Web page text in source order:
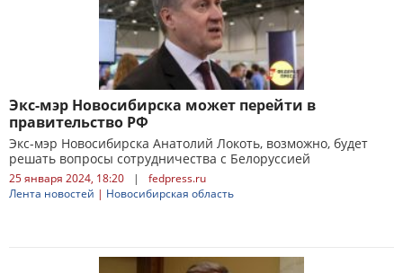
Экс-мэр Новосибирска может перейти в
правительство РФ
Экс-мэр Новосибирска Анатолий Локоть, возможно, будет
решать вопросы сотрудничества с Белоруссией
25 января 2024, 18:20 |
fedpress.ru
Лента новостей | Новосибирская область